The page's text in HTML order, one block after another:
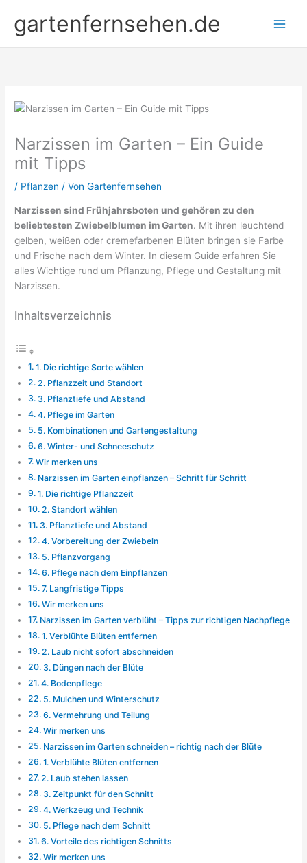
Inhalt
springen
gartenfernsehen.de
Narzissen im Garten – Ein Guide
mit Tipps
/ Pflanzen / VonGartenfernsehen
Narzissen sind Frühjahrsboten und gehören zu den
beliebtesten Zwiebelblumen im Garten. Mit ihren leuchtend
gelben, weißen oder cremefarbenen Blüten bringen sie Farbe
und Frische nach dem Winter. In diesem Guide erfahren Sie
alles Wichtige rund um Pflanzung, Pflege und Gestaltung mit
Narzissen.
Inhaltsverzeichnis
1. Die richtige Sorte wählen
2. Pflanzzeit und Standort
3. Pflanztiefe und Abstand
4. Pflege im Garten
5. Kombinationen und Gartengestaltung
6. Winter- und Schneeschutz
Wir merken uns
Narzissen im Garten einpflanzen – Schritt für Schritt
1. Die richtige Pflanzzeit
2. Standort wählen
3. Pflanztiefe und Abstand
4. Vorbereitung der Zwiebeln
5. Pflanzvorgang
6. Pflege nach dem Einpflanzen
7. Langfristige Tipps
Wir merken uns
Narzissen im Garten verblüht – Tipps zur richtigen Nachpflege
1. Verblühte Blüten entfernen
2. Laub nicht sofort abschneiden
3. Düngen nach der Blüte
4. Bodenpflege
5. Mulchen und Winterschutz
6. Vermehrung und Teilung
Wir merken uns
Narzissen im Garten schneiden – richtig nach der Blüte
1. Verblühte Blüten entfernen
2. Laub stehen lassen
3. Zeitpunkt für den Schnitt
4. Werkzeug und Technik
5. Pflege nach dem Schnitt
6. Vorteile des richtigen Schnitts
Wir merken uns